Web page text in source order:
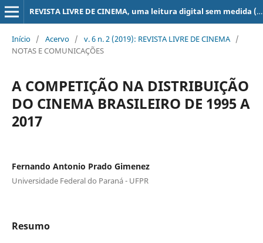
REVISTA LIVRE DE CINEMA, uma leitura digital sem medida (super 8, 16, 35, 70 mm, ...)
Início / Acervo / v. 6 n. 2 (2019): REVISTA LIVRE DE CINEMA /
NOTAS E COMUNICAÇÕES
A COMPETIÇÃO NA DISTRIBUIÇÃO
DO CINEMA BRASILEIRO DE 1995 A
2017
Fernando Antonio Prado Gimenez
Universidade Federal do Paraná - UFPR
Resumo